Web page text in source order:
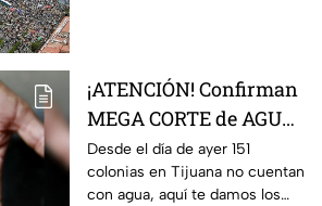
¡ATENCIÓN! Confirman
MEGA CORTE de AGUA
en más de 150 colonias,
aquí la lista completa
Desde el día de ayer 151
colonias en Tijuana no cuentan
con agua, aquí te damos los